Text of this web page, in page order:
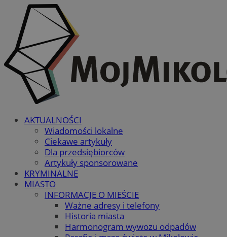
AKTUALNOŚCI
Wiadomości lokalne
Ciekawe artykuły
Dla przedsiębiorców
Artykuły sponsorowane
KRYMINALNE
MIASTO
INFORMACJE O MIEŚCIE
Ważne adresy i telefony
Historia miasta
Harmonogram wywozu odpadów